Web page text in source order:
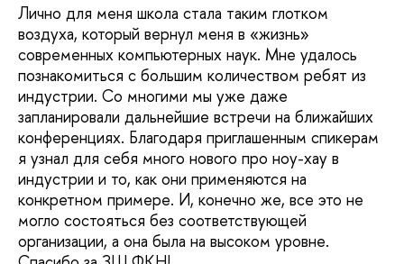
Лично для меня школа стала таким глотком
воздуха, который вернул меня в «жизнь»
современных компьютерных наук. Мне удалось
познакомиться с большим количеством ребят из
индустрии. Со многими мы уже даже
запланировали дальнейшие встречи на ближайших
конференциях. Благодаря приглашенным спикерам
я узнал для себя много нового про ноу-хау в
индустрии и то, как они применяются на
конкретном примере. И, конечно же, все это не
могло состояться без соответствующей
организации, а она была на высоком уровне.